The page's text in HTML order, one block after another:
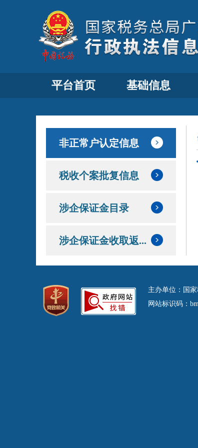
平台首页 基础信息
非正常户认定信息
税收个案批复信息
涉企保证金目录
涉企保证金收取返...
主办单位：国
网站标识码：